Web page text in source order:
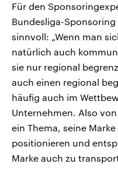
Für den
Bundesliga-
sinnvoll: „Wenn man
natürlich auch
sie nur regional
auch einen regional
häufig auch im
Unternehmen. Also
ein Thema, seine
positionieren und
Marke auch zu